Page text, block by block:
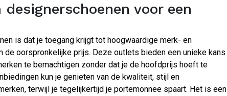
voor een
is dat je toegang krijgt tot hoogwaardige merk- en
oorspronkelijke prijs. Deze outlets bieden een unieke kans
te bemachtigen zonder dat je de hoofdprijs hoeft te
kun je genieten van de kwaliteit, stijl en
terwijl je tegelijkertijd je portemonnee spaart. Het is een